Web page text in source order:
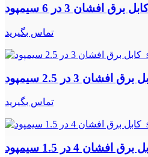
تماس بگیرید
تماس بگیرید